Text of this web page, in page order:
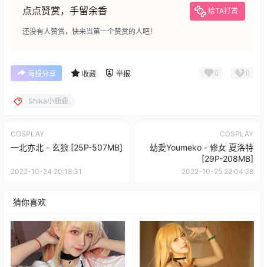
点点赞赏，手留余香 给TA打赏
还没有人赞赏，快来当第一个赞赏的人吧！
海报分享 收藏 举报 0 0
Shika小鹿鹿
COSPLAY
一北亦北 - 玄狼 [25P-507MB]
2022-10-24 20:18:31
COSPLAY
幼愛Youmeko - 修女 夏洛特
[29P-208MB]
2022-10-25 22:04:28
猜你喜欢